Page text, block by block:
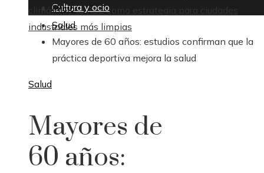
climáticas: la RSE como estrategia para ciudades
industriales más limpias
Cultura y ocio
Inicio
Salud
Mayores de 60 años: estudios confirman que la
práctica deportiva mejora la salud
Salud
Mayores de
60 años: